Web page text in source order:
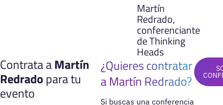
Martín
Redrado,
conferenciante
de Thinking
Heads
Contrata aMartín
Redradopara tu
evento
¿Quieres contratar
a Martín Redrado?
Si buscas una conferencia